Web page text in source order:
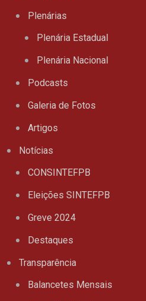
Plenárias
Plenária Estadual
Plenária Nacional
Podcasts
Galeria de Fotos
Artigos
Notícias
CONSINTEFPB
Eleições SINTEFPB
Greve 2024
Destaques
Transparência
Balancetes Mensais